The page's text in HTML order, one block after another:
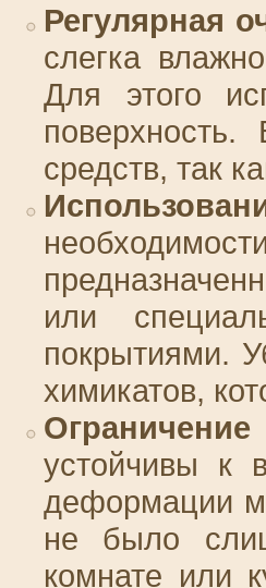
Регулярная
слегка
Для этого
средств, так
или
покрытиями.
химикатов,
устойчивы к
деформации
не было
комнате или